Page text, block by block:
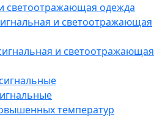
светоотражающая одежда
и светоотражающая
и светоотражающая
температур